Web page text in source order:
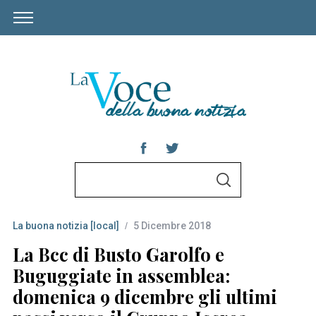
r
c
h
f
o
S
La buona notizia [local] 5 Dicembre 2018
La Bcc di Busto Garolfo e
Buguggiate in assemblea:
domenica 9 dicembre gli ultimi